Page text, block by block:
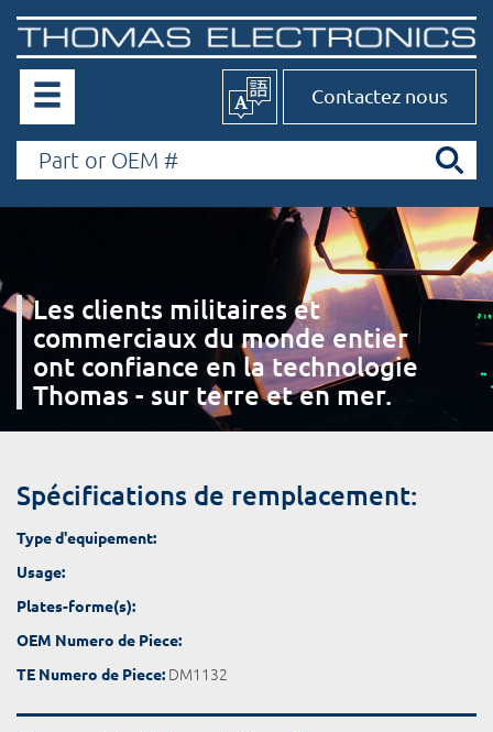
Contactez nous
Les clients militaires et
commerciaux du monde entier
ont confiance en la technologie
Thomas - sur terre et en mer.
Spécifications de remplacement:
Type d'equipement:
Usage:
Plates-forme(s):
OEM Numero de Piece:
TE Numero de Piece: DM1132